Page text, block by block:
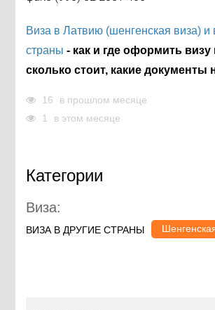
Виза в Латвию (шенгенская виза) и
страны - как и где оформить
сколько стоит, какие документы
16
в прошлом месяце
1
в этом месяце
Категории
Виза:
ВИЗА В ДРУГИЕ СТРАНЫ